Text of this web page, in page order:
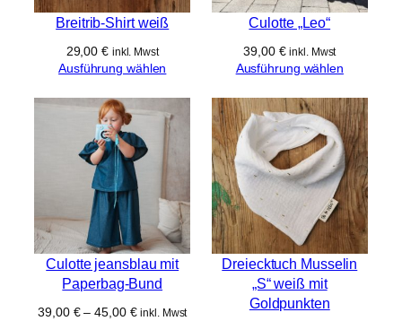
,
9
0
.
Breitrib-Shirt weiß
29,00€ inkl. Mwst
Ausführung wählen
Culotte „Leo“
39,00 € inkl. Mwst
Ausführung wählen
Culotte jeansblau mit
Paperbag-Bund
39,00 €–45,00 € inkl. Mwst
Dreiecktuch Musselin
„S“ weiß mit
Goldpunkten